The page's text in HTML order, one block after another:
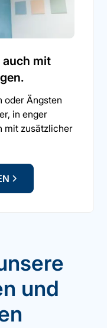
auch mit
oder Ängsten
in enger
mit zusätzlicher
und